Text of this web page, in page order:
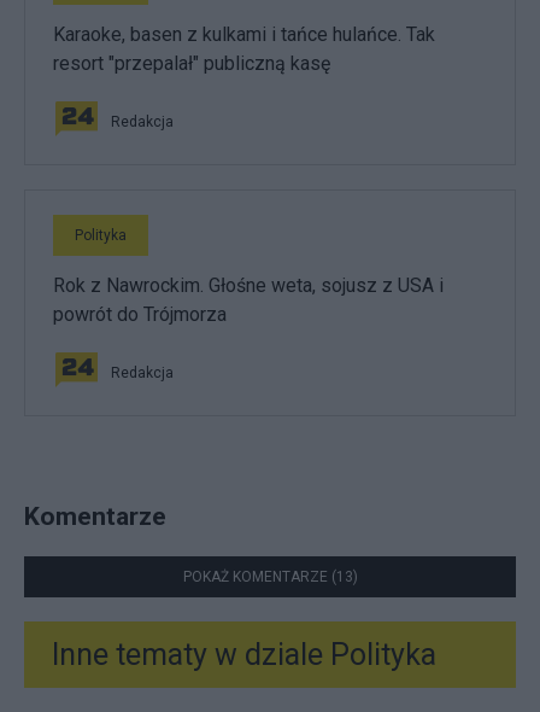
Karaoke, basen z kulkami i tańce hulańce. Tak
resort "przepalał" publiczną kasę
Redakcja
Polityka
Rok z Nawrockim. Głośne weta, sojusz z USA i
powrót do Trójmorza
Redakcja
Komentarze
POKAŻ KOMENTARZE (13)
Inne tematy w dziale Polityka